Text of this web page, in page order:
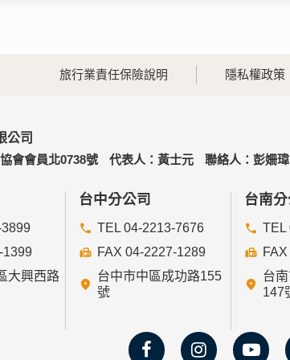
旅行業責任保險說明 隱私權政策
公司
會會員北0738號 代表人：黃士元 聯絡人：彭姍瑋
1399
大興西路
台中分公司
TEL 04-2213-7676
FAX 04-2227-1289
台中市中區成功路155
號
台南分
TEL
台
147